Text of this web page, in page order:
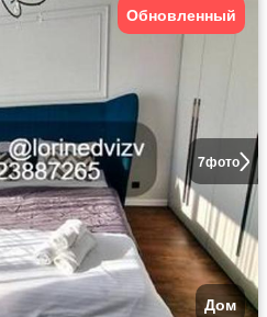
7фото
Обновленный
Дом